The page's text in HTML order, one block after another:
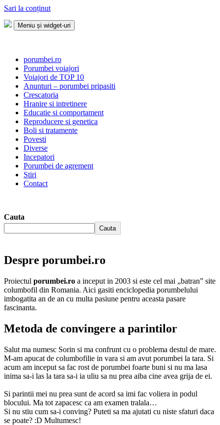
Sari la conținut
Meniu și widget-uri
porumbei.ro
Porumbei voiajori
Voiajori de TOP 10
Anunturi – porumbei pripasiti
Crescatoria
Hranire si intretinere
Educatie si comportament
Reproducere si genetica
Boli si tratamente
Povesti
Diverse
Incepatori
Porumbei de agrement
Stiri
Contact
Cauta
Cauta
Despre porumbei.ro
Proiectul porumbei.ro a inceput in 2003 si este cel mai „batran” site
columbofil din Romania. Aici gasiti enciclopedia porumbelului
imbogatita an de an cu multa pasiune pentru aceasta pasare
fascinanta.
Metoda de convingere a parintilor
Salut ma numesc Sorin si ma confrunt cu o problema destul de mare.
M-am apucat de columbofilie in vara si am avut porumbei la tara. Si
acum am inceput sa fac rost de porumbei foarte buni si nu ma lasa
inima sa-i las la tara sa-i ia uliu sa nu prea aiba cine avea grija de ei.
Si parintii mei nu prea sunt de acord sa imi fac voliera in podul
blocului. Ma tot zapacesc ca am examen tralala…
Si nu stiu cum sa-i conving? Puteti sa ma ajutati cu niste sfaturi daca
se poate? :D Multumesc!